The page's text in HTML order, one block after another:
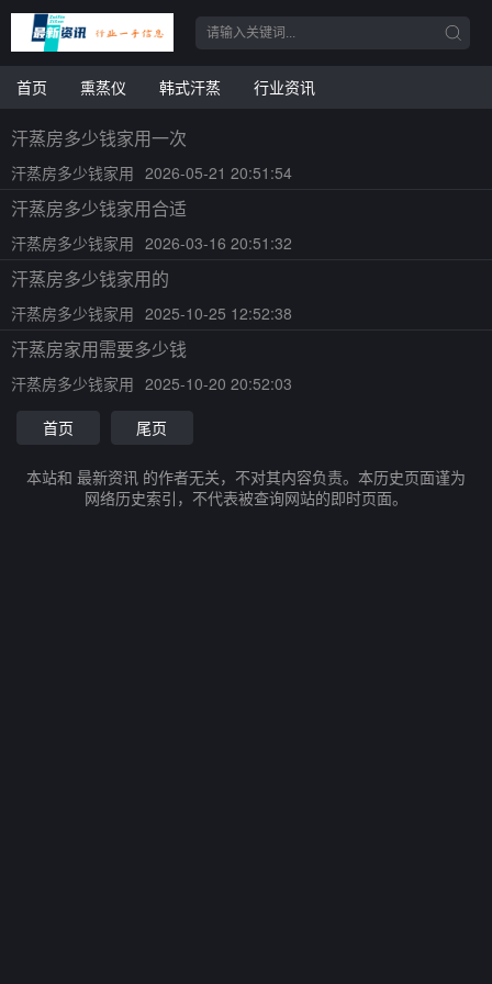
首页 熏蒸仪 韩式汗蒸 行业资讯
汗蒸房多少钱家用一次
汗蒸房多少钱家用 2026-05-21 20:51:54
汗蒸房多少钱家用合适
汗蒸房多少钱家用 2026-03-16 20:51:32
汗蒸房多少钱家用的
汗蒸房多少钱家用 2025-10-25 12:52:38
汗蒸房家用需要多少钱
汗蒸房多少钱家用 2025-10-20 20:52:03
首页
尾页
本站和 最新资讯 的作者无关，不对其内容负责。本历史页面谨为
网络历史索引，不代表被查询网站的即时页面。